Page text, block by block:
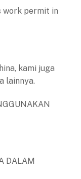
work permit in
kami juga
lainnya.
DALAM